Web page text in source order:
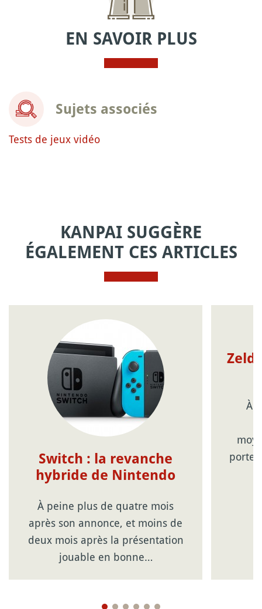
EN SAVOIR PLUS
Sujets associés
Tests de jeux vidéo
KANPAI SUGGÈRE
ÉGALEMENT CES ARTICLES
Switch : la revanche
hybride de Nintendo
À peine plus de quatre mois
après son annonce, et moins de
deux mois après la présentation
jouable en bonne…
À
porte-